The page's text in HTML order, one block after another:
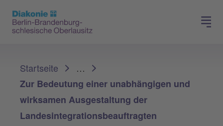
Presse
Startseite
…
Zur Bedeutung einer unabhängigen und
wirksamen Ausgestaltung der
Landesintegrationsbeauftragten